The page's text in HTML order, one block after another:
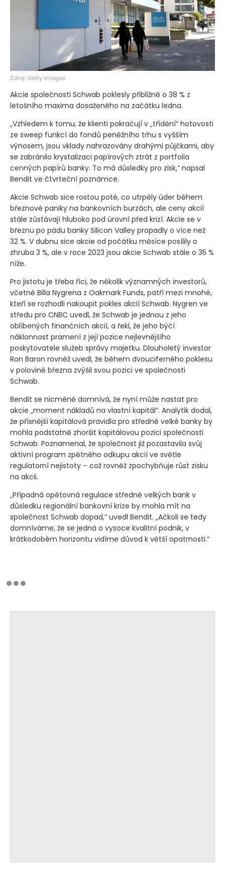
Zdroj: Getty Images
Akcie společnosti Schwab poklesly přibližně o 38 % z
letošního maxima dosaženého na začátku ledna.
„Vzhledem k tomu, že klienti pokračují v „třídění“ hotovosti
ze sweep funkcí do fondů peněžního trhu s vyšším
výnosem, jsou vklady nahrazovány drahými půjčkami, aby
se zabránilo krystalizaci papírových ztrát z portfolia
cenných papírů banky. To má důsledky pro zisk,“ napsal
Bendit ve čtvrteční poznámce.
Akcie Schwab sice rostou poté, co utrpěly úder během
březnové paniky na bankovních burzách, ale ceny akcií
stále zůstávají hluboko pod úrovní před krizí. Akcie se v
březnu po pádu banky Silicon Valley propadly o více než
32 %. V dubnu sice akcie od počátku měsíce posílily o
zhruba 3 %, ale v roce 2023 jsou akcie Schwab stále o 35 %
níže.
Pro jistotu je třeba říci, že několik významných investorů,
včetně Billa Nygrena z Oakmark Funds, patří mezi mnohé,
kteří se rozhodli nakoupit pokles akcií Schwab. Nygren ve
středu pro CNBC uvedl, že Schwab je jednou z jeho
oblíbených finančních akcií, a řekl, že jeho býčí
náklonnost pramení z její pozice nejlevnějšího
poskytovatele služeb správy majetku. Dlouholetý investor
Ron Baron rovněž uvedl, že během dvouciferného poklesu
v polovině března zvýšil svou pozici ve společnosti
Schwab.
Bendit se nicméně domnívá, že nyní může nastat pro
akcie „moment nákladů na vlastní kapitál“. Analytik dodal,
že přísnější kapitálová pravidla pro středně velké banky by
mohla podstatně zhoršit kapitálovou pozici společnosti
Schwab. Poznamenal, že společnost již pozastavila svůj
aktivní program zpětného odkupu akcií ve světle
regulatorní nejistoty – což rovněž zpochybňuje růst zisku
na akcii.
„Případná opětovná regulace středně velkých bank v
důsledku regionální bankovní krize by mohla mít na
společnost Schwab dopad,“ uvedl Bendit. „Ačkoli se tedy
domníváme, že se jedná o vysoce kvalitní podnik, v
krátkodobém horizontu vidíme důvod k větší opatrnosti.“